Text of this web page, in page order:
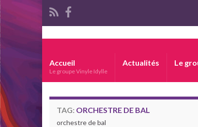
Accueil
Le groupe Vinyle Idylle
Actualités Le
TAG: ORCHESTRE DE BAL
orchestre de bal